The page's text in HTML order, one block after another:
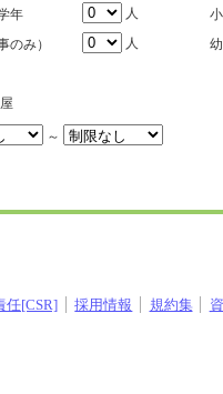
年
人
のみ）
人
～
任[CSR] 採用情報 規約集